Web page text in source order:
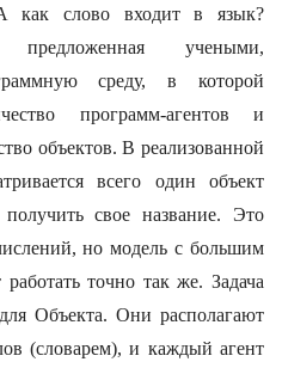
как слово входит в язык?
предложенная учеными,
среду, в которой
программ-агентов и
объектов. В реализованной
всего один объект
свое название. Это
но модель с большим
точно так же. Задача
Объекта. Они располагают
(словарем), и каждый агент